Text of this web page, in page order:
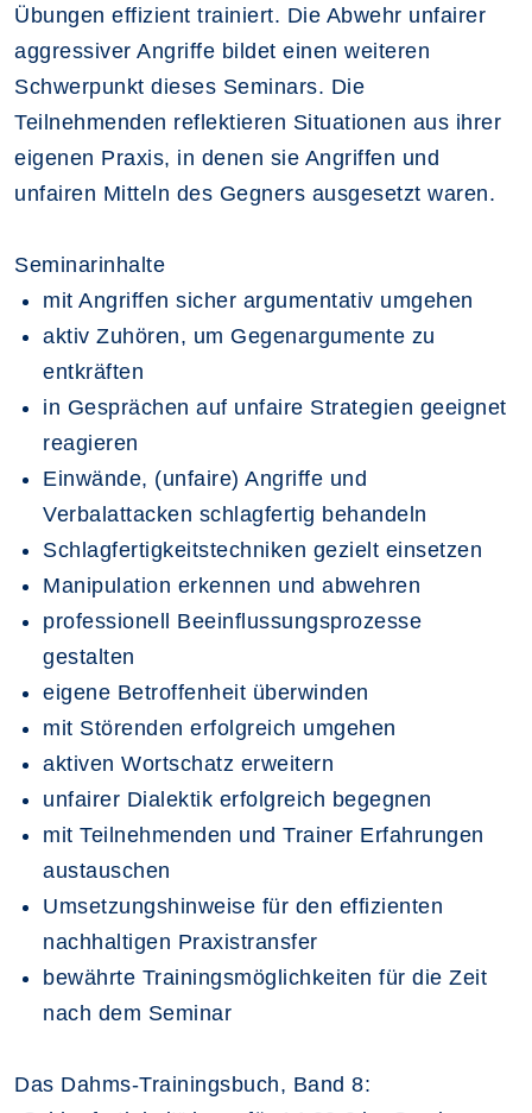
Übungen effizient trainiert. Die Abwehr unfairer
aggressiver Angriffe bildet einen weiteren
Schwerpunkt dieses Seminars. Die
Teilnehmenden reflektieren Situationen aus ihrer
eigenen Praxis, in denen sie Angriffen und
unfairen Mitteln des Gegners ausgesetzt waren.
Seminarinhalte
mit Angriffen sicher argumentativ umgehen
aktiv Zuhören, um Gegenargumente zu
entkräften
in Gesprächen auf unfaire Strategien geeignet
reagieren
Einwände, (unfaire) Angriffe und
Verbalattacken schlagfertig behandeln
Schlagfertigkeitstechniken gezielt einsetzen
Manipulation erkennen und abwehren
professionell Beeinflussungsprozesse
gestalten
eigene Betroffenheit überwinden
mit Störenden erfolgreich umgehen
aktiven Wortschatz erweitern
unfairer Dialektik erfolgreich begegnen
mit Teilnehmenden und Trainer Erfahrungen
austauschen
Umsetzungshinweise für den effizienten
nachhaltigen Praxistransfer
bewährte Trainingsmöglichkeiten für die Zeit
nach dem Seminar
Das Dahms-Trainingsbuch, Band 8: